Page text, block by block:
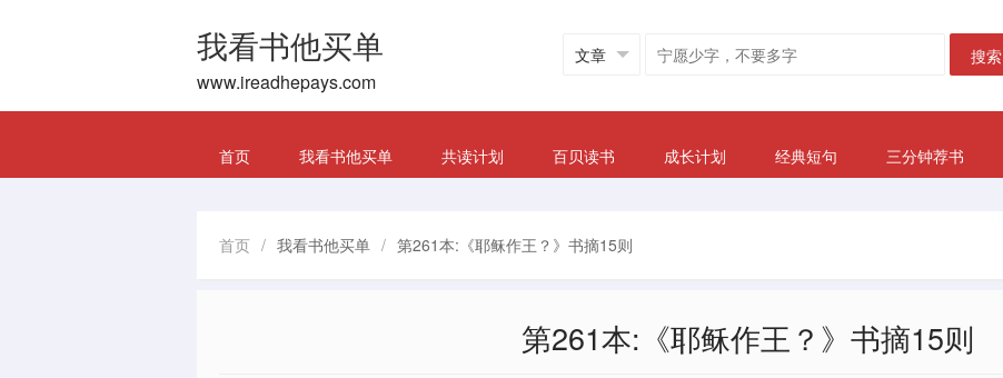
我看书他买单
www.ireadhepays.com
搜索
首页 我看书他买单 共读计划 百贝读书 成长计划 经典短句
三分钟荐书
首页 / 我看书他买单 / 第261本:《耶稣作王？》书摘15则
第261本:《耶稣作王？》书摘15则